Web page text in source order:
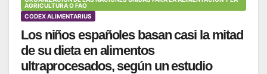
AGRICULTURA O FAO
CODEX ALIMENTARIUS
Los niños españoles basan casi la mitad
de su dieta en alimentos
ultraprocesados, según un estudio